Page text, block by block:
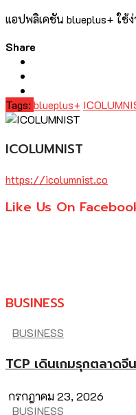
แอปพลิเคชัน blueplus+ ใช้
Share
Tags: blueplus+
ICOLUMNIST
https://icolumnist.co
Like Us On
BUSINESS
BUSINESS
TCP เดินเกมรุกตลาด
กรกฎาคม 23, 2026
BUSINESS